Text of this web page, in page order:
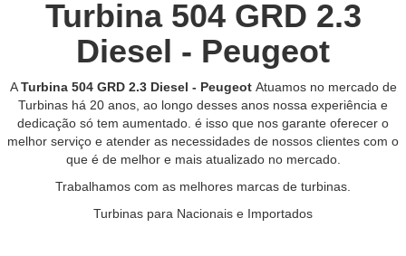
Turbina 504 GRD 2.3
Diesel - Peugeot
ATurbina 504 GRD 2.3 Diesel - Peugeot Atuamos no mercado de
Turbinas há 20 anos, ao longo desses anos nossa experiência e
dedicação só tem aumentado. é isso que nos garante oferecer o
melhor serviço e atender as necessidades de nossos clientes com o
que é de melhor e mais atualizado no mercado.
Trabalhamos com as melhores marcas de turbinas.
Turbinas para Nacionais e Importados